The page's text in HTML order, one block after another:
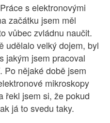
s elektronovými
začátku jsem měl
vůbec zvládnu naučit.
udělalo velký dojem, byl
jakým jsem pracoval
Po nějaké době jsem
mikroskopy
řekl jsem si, že pokud
já to svedu taky.